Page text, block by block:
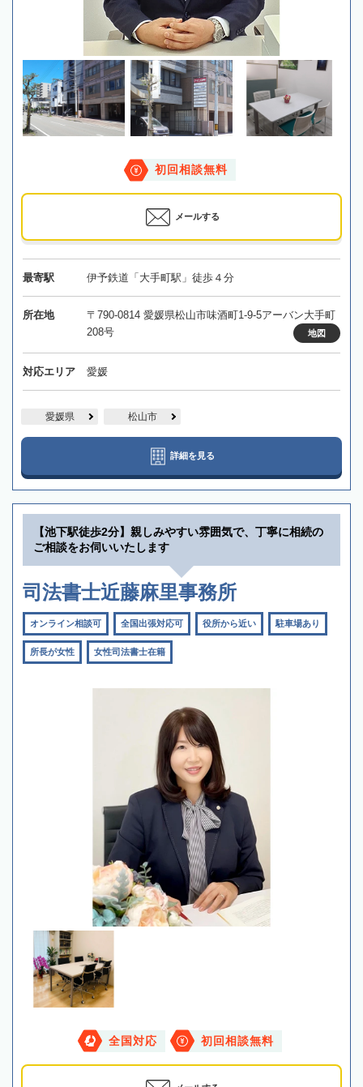
初回相談無料
メールする
最寄駅 伊予鉄道「大手町駅」徒歩４分
所在地
〒790-0814 愛媛県松山市味酒町1-9-5アーバン大手町
208号
地図
対応エリア 愛媛
愛媛県 松山市
詳細を見る
【池下駅徒歩2分】親しみやすい雰囲気で、丁寧に相続の
ご相談をお伺いいたします
司法書士近藤麻里事務所
オンライン相談可 全国出張対応可 役所から近い 駐車場あり
所長が女性 女性司法書士在籍
全国対応 初回相談無料